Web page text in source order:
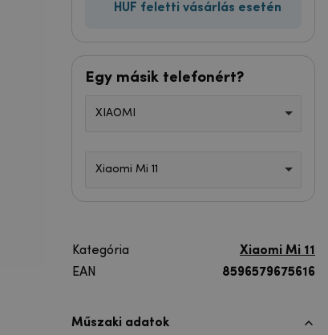
HUF feletti vásárlás esetén
Egy másik telefonért?
XIAOMI
Xiaomi Mi 11
Kategória
Xiaomi Mi 11
EAN
8596579675616
Műszaki adatok